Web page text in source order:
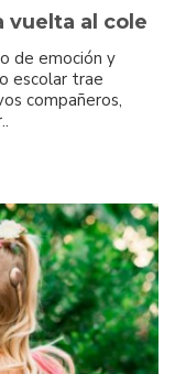
vuelta al cole
de emoción y
escolar trae
compañeros,